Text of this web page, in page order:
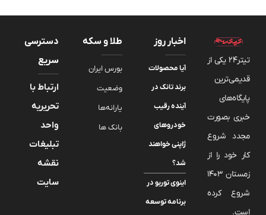
تیتر24 یکی از
قدیمی‌ترین
پایگاه‌های
خبری بصورت
مجدد شروع
کار خود را از
زمستان 1403
شروع کرده
است.
اخبار روز
آیا محصولات
برند تانک در
آینده رقیب
خودروهای
ژاپنی خواهند
شد؟
اینوی توربو در
برنامه توسعه
طلا و سکه
بورس ایران
وضعیت
یارانه‌ها
بانک ها
دسترسی
سریع
ارتباط با
تحریریه
واحد
تبلیغات
نقشه
سایت